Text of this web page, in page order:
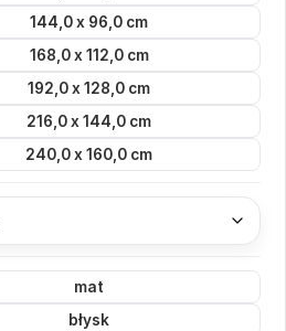
144,0 x 96,0 cm
168,0 x 112,0 cm
192,0 x 128,0 cm
216,0 x 144,0 cm
240,0 x 160,0 cm
mat
błysk